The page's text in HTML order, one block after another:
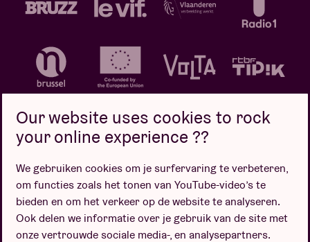
Privacybeleid Cookiebeleid
Verkoopsvoorwaarden
Design door
Our website uses cookies to rock
your online experience ??
We gebruiken cookies om je surfervaring te verbeteren,
om functies zoals het tonen van YouTube-video’s te
bieden en om het verkeer op de website te analyseren.
Ook delen we informatie over je gebruik van de site met
onze vertrouwde sociale media-, en analysepartners.